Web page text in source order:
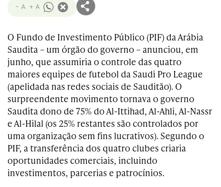
- A + A
O Fundo de Investimento Público (PIF) da Arábia
Saudita – um órgão do governo – anunciou, em
junho, que assumiria o controle das quatro
maiores equipes de futebol da Saudi Pro League
(apelidada nas redes sociais de Sauditão). O
surpreendente movimento tornava o governo
Saudita dono de 75% do Al-Ittihad, Al-Ahli, Al-Nassr
e Al-Hilal (os 25% restantes são controlados por
uma organização sem fins lucrativos). Segundo o
PIF, a transferência dos quatro clubes criaria
oportunidades comerciais, incluindo
investimentos, parcerias e patrocínios.